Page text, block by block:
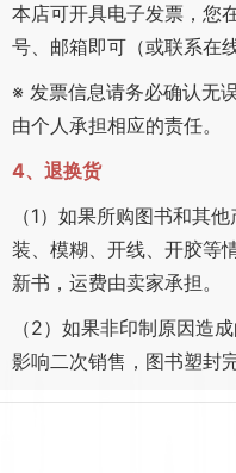
本店可开具电子发票，您
号、邮箱即可（或联系在
※ 发票信息请务必确认无
由个人承担相应的责任。
4、退换货
（1）如果所购图书和其
装、模糊、开线、开胶等
新书，运费由卖家承担。
（2）如果非印制原因造
影响二次销售，图书塑封